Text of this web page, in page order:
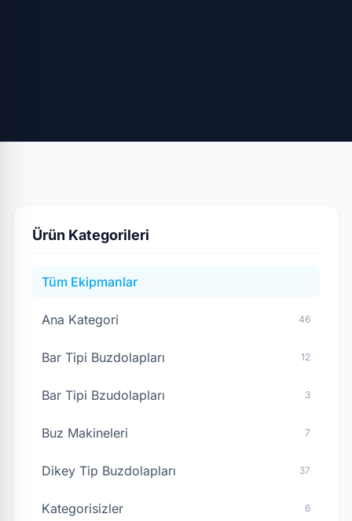
Ürün Kategorileri
Tüm Ekipmanlar
Ana Kategori 46
Bar Tipi Buzdolapları 12
Bar Tipi Bzudolapları 3
Buz Makineleri 7
Dikey Tip Buzdolapları 37
Kategorisizler 6